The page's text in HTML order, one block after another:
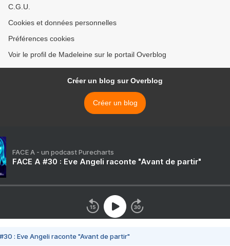
C.G.U.
Cookies et données personnelles
Préférences cookies
Voir le profil de Madeleine sur le portail Overblog
Créer un blog sur Overblog
Créer un blog
FACE A - un podcast Purecharts
FACE A #30 : Eve Angeli raconte "Avant de partir"
#30 : Eve Angeli raconte "Avant de partir"